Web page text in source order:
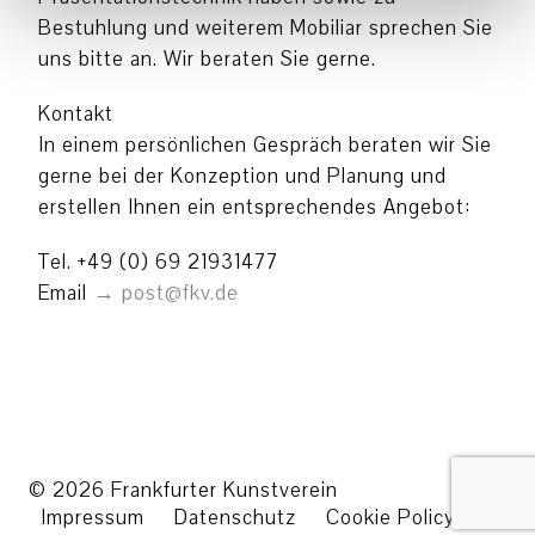
Bestuhlung und weiterem Mobiliar sprechen Sie
uns bitte an. Wir beraten Sie gerne.
Kontakt
In einem persönlichen Gespräch beraten wir Sie
gerne bei der Konzeption und Planung und
erstellen Ihnen ein entsprechendes Angebot:
Tel. +49 (0) 69 21931477
Email
post@fkv.de
© 2026 Frankfurter Kunstverein
Impressum
Datenschutz Cookie Policy